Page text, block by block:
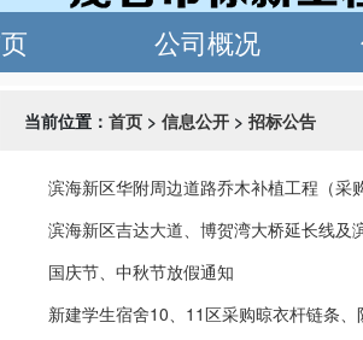
当前位置： 首页> 信息公开> 招标公告
滨海新区华附周边道路乔木补植工程（
滨海新区吉达大道、博贺湾大桥延长线
国庆节、中秋节放假通知
新建学生宿舍10、11区采购晾衣杆链条